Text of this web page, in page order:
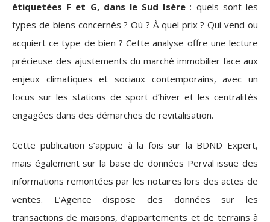
étiquetées F et G, dans le Sud Isère: quels sont les
types de biens concernés ? Où ? À quel prix ? Qui vend ou
acquiert ce type de bien ? Cette analyse offre une lecture
précieuse des ajustements du marché immobilier face aux
enjeux climatiques et sociaux contemporains, avec un
focus sur les stations de sport d’hiver et les centralités
engagées dans des démarches de revitalisation.
Cette publication s’appuie à la fois sur la BDND Expert,
mais également sur la base de données Perval issue des
informations remontées par les notaires lors des actes de
ventes. L’Agence dispose des données sur les
transactions de maisons, d’appartements et de terrains à